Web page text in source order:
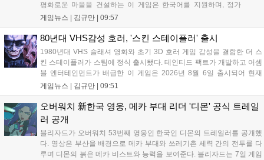
평화로운 마을을 건설하는 이 게임은 한국어를 지원하며, 정가
10,700원에서 10% 할인된 9,630원에 판매된다. 플레이어는 어
고 정령을 활용해 공동체를 성장시킬 수 있다. 따뜻한 손그림 그
래픽이 특징이며, 부담 없이 즐길 수 있는 힐링 게임으로 기대를
모으고 있다....
게임뉴스 | 김규만 09:57
80년대 VHS감성 호러, '스킨 스테이플러' 출시
1980년대 VHS 슬래셔 영화와 초기 3D 호러 게임 감성을 결합한 더 스
킨 스테이플러가 스팀에 정식 출시됐다. 테인티드 팩트가 개발하고 어셈
블 엔터테인먼트가 배급한 이 게임은 2026년 8월 6일 출시되어 현재
15,000원에 판매 중이다. 캐리언 시티를 배경으로 연쇄살인 사건을 추적
통해 밀도 높은 공포를 선사한다....
게임뉴스 | 김규만 09:51
오버워치 新한국 영웅, 메카 부대 리더 '디몬' 공식 트레일
러 공개
블리자드가 오버워치 53번째 영웅인 한국인 디몬의 트레일러를 공개했
다. 영상은 부산을 배경으로 메카 부대와 쓰레기촌 세력 간의 전투를 다
루며 디몬의 붉은 메카 비스트와 능력을 보여준다. 블리자드는 7일 게임